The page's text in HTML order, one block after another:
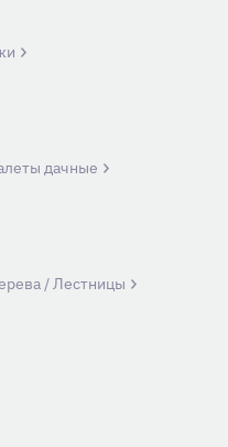
дачные
/ Лестницы